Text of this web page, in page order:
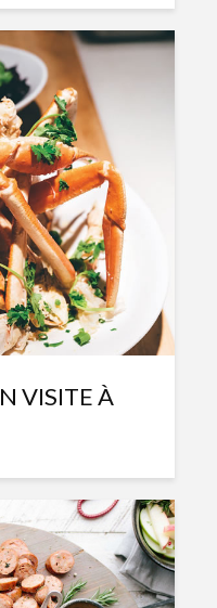
VISITE À